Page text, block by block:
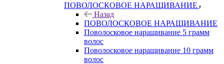
ПОВОЛОСКОВОЕ НАРАЩИВАНИЕ
Назад
ПОВОЛОСКОВОЕ НАРАЩИВАНИЕ
Поволосковое наращивание 5 грамм
волос
Поволосковое наращивание 10 грамм
волос